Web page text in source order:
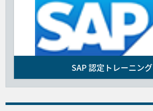
SAP 認定トレーニング